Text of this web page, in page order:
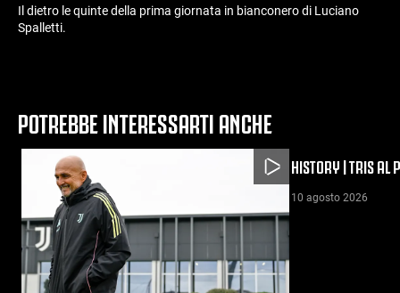
Il dietro le quinte della prima giornata in bianconero di Luciano
Spalletti.
POTREBBE INTERESSARTI ANCHE
HISTORY | TRIS AL
10 agosto 2026